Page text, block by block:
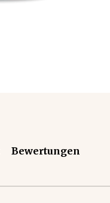
Bewertungen